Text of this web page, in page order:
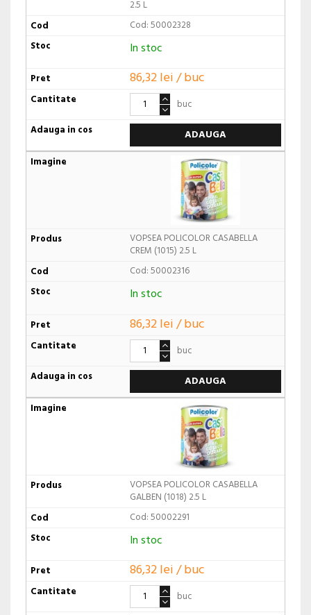
2.5 L
Cod: 50002328
In stoc
86,32 lei / buc
buc
ADAUGA
VOPSEA POLICOLOR CASABELLA
CREM (1015) 2.5 L
Cod: 50002316
In stoc
86,32 lei / buc
buc
ADAUGA
VOPSEA POLICOLOR CASABELLA
GALBEN (1018) 2.5 L
Cod: 50002291
In stoc
86,32 lei / buc
buc